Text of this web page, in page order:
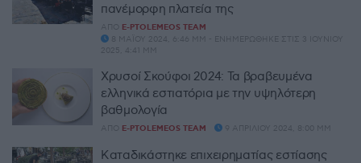
πανέμορφη πλατεία της
ΑΠΌ E-PTOLEMEOS TEAM
8 ΜΑΪ́ΟΥ 2024, 6:46 ΜΜ - ΕΝΗΜΕΡΏΘΗΚΕ ΣΤΙΣ 3 ΙΟΥΝΊΟΥ
2025, 4:41 ΜΜ
Χρυσοί Σκούφοι 2024: Τα βραβευμένα
ελληνικά εστιατόρια με την υψηλότερη
βαθμολογία
ΑΠΌ E-PTOLEMEOS TEAM 9 ΑΠΡΙΛΊΟΥ 2024, 8:00 ΜΜ
Καταδικάστηκε επιχειρηματίας εστίασης